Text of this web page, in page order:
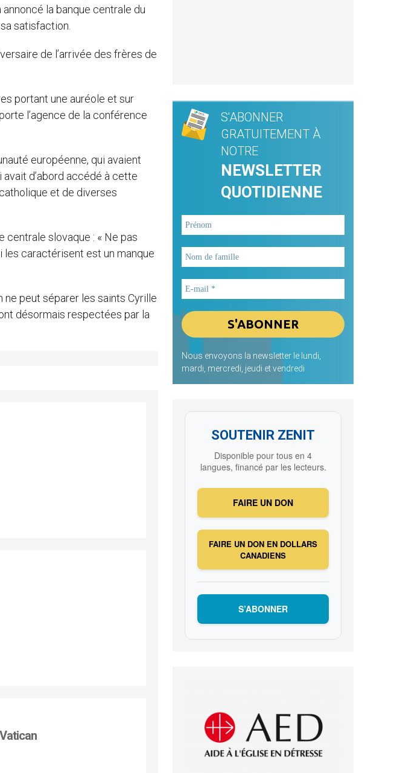
la banque centrale du
satisfaction.
de l’arrivée des frères de
portant une auréole et sur
l’agence de la conférence
européenne, qui avaient
d’abord accédé à cette
et de diverses
slovaque : « Ne pas
caractérisent est un manque
ne peut séparer les saints Cyrille
désormais respectées par la
S'ABONNER
GRATUITEMENT À
NOTRE
NEWSLETTER
QUOTIDIENNE
Nous envoyons la newsletter le lundi,
mardi, mercredi, jeudi et vendredi
SOUTENIR ZENIT
Disponible pour tous en 4
langues, financé par les lecteurs.
FAIRE UN DON
FAIRE UN DON EN DOLLARS
CANADIENS
S’ABONNER